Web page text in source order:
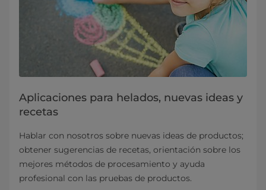
Aplicaciones para helados, nuevas ideas y
recetas
Hablar con nosotros sobre nuevas ideas de productos;
obtener sugerencias de recetas, orientación sobre los
mejores métodos de procesamiento y ayuda
profesional con las pruebas de productos.